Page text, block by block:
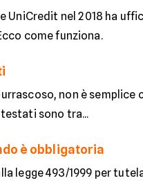
UniCredit nel 2018 ha
come funziona.
non è semplice
sono tra...
è obbligatoria
legge 493/1999 per